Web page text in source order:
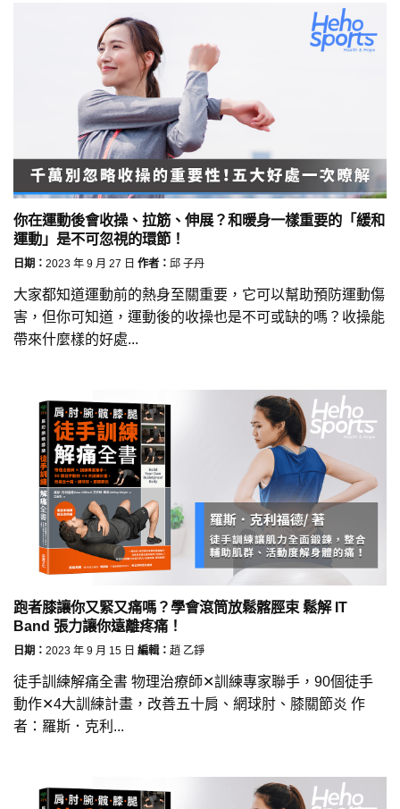
你在運動後會收操、拉筋、伸展？和暖身一樣重要的「緩和
運動」是不可忽視的環節！
日期： 2023 年 9 月 27 日 作者： 邱 子丹
大家都知道運動前的熱身至關重要，它可以幫助預防運動傷
害，但你可知道，運動後的收操也是不可或缺的嗎？收操能
帶來什麼樣的好處...
跑者膝讓你又緊又痛嗎？學會滾筒放鬆髂脛束 鬆解 IT
Band 張力讓你遠離疼痛！
日期： 2023 年 9 月 15 日 編輯： 趙 乙錚
徒手訓練解痛全書 物理治療師✕訓練專家聯手，90個徒手
動作✕4大訓練計畫，改善五十肩、網球肘、膝關節炎 作
者：羅斯．克利...